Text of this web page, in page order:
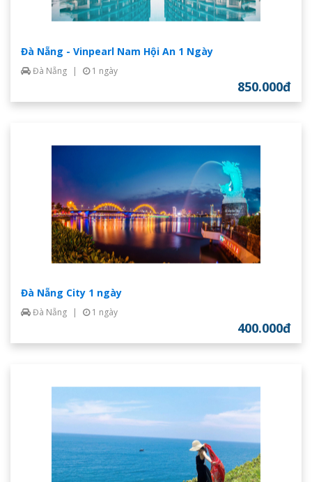
Đà Nẵng - Vinpearl Nam Hội An 1 Ngày
Đà Nẵng | 1 ngày
850.000đ
Đà Nẵng City 1 ngày
Đà Nẵng | 1 ngày
400.000đ